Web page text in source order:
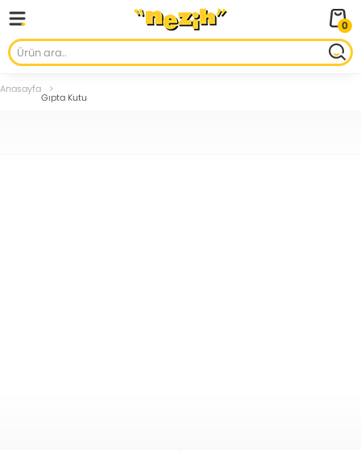
0
Anasayfa
Gıpta Kutu